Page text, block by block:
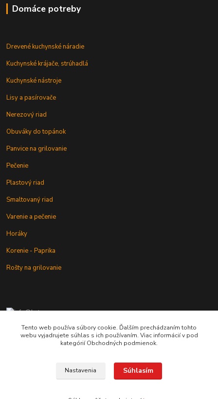
Domáce potreby
Drevené kuchynské náradie
Kuchynské krájače, strúhadlá
Kuchynské nástroje
Lisy a pasírovače
Nerezový riad
Obuváky do topánok
Panvice na grilovanie
Pečenie
Plastový riad
Smaltovaný riad
Varenie a pečenie
Horáky
Korenie - Paprika
Rošty na grilovanie
+421 902 212 007
od 8:00 - do 16:00 hod
Copyright © 2017-2027 MACSHOP.SK, všetky práva vyhradené..
Tento web používa súbory cookie. Ďalším prechádzaním tohto
webu vyjadrujete súhlas s ich používaním. Viac informácií v pod
kategórií Obchodných podmienok.
Nastavenia Súhlasím